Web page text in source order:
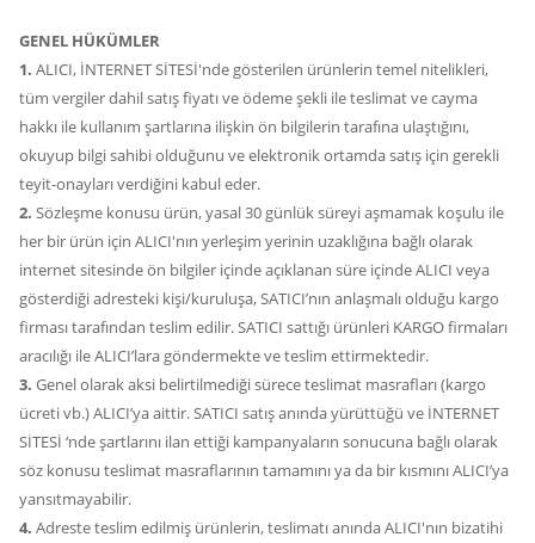
GENEL HÜKÜMLER
1. ALICI, İNTERNET SİTESİ'nde gösterilen ürünlerin temel nitelikleri,
tüm vergiler dahil satış fiyatı ve ödeme şekli ile teslimat ve cayma
hakkı ile kullanım şartlarına ilişkin ön bilgilerin tarafına ulaştığını,
okuyup bilgi sahibi olduğunu ve elektronik ortamda satış için gerekli
teyit-onayları verdiğini kabul eder.
2. Sözleşme konusu ürün, yasal 30 günlük süreyi aşmamak koşulu ile
her bir ürün için ALICI'nın yerleşim yerinin uzaklığına bağlı olarak
internet sitesinde ön bilgiler içinde açıklanan süre içinde ALICI veya
gösterdiği adresteki kişi/kuruluşa, SATICI’nın anlaşmalı olduğu kargo
firması tarafından teslim edilir. SATICI sattığı ürünleri KARGO firmaları
aracılığı ile ALICI’lara göndermekte ve teslim ettirmektedir.
3. Genel olarak aksi belirtilmediği sürece teslimat masrafları (kargo
ücreti vb.) ALICI’ya aittir. SATICI satış anında yürüttüğü ve İNTERNET
SİTESİ ‘nde şartlarını ilan ettiği kampanyaların sonucuna bağlı olarak
söz konusu teslimat masraflarının tamamını ya da bir kısmını ALICI’ya
yansıtmayabilir.
4. Adreste teslim edilmiş ürünlerin, teslimatı anında ALICI'nın bizatihi